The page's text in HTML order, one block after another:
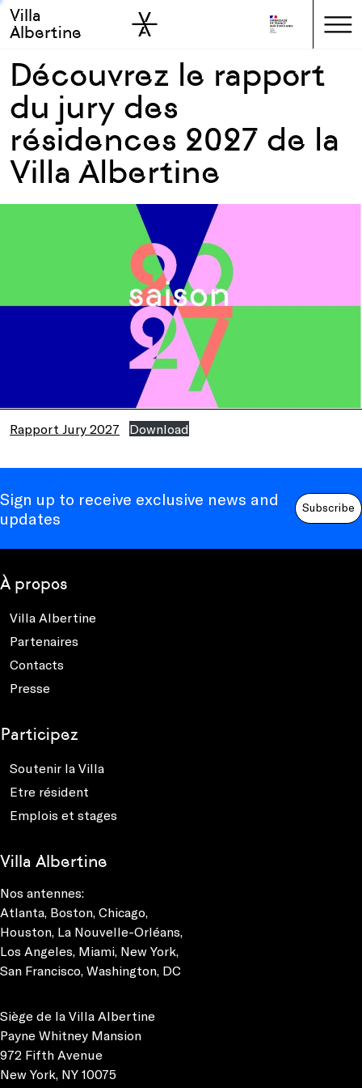
Skip to main
Skip to sidebar
Villa
Albertine
Découvrez le rapport
du jury des
résidences 2027 de la
Villa Albertine
Rapport Jury 2027 Download
Sign up to receive exclusive news and
updates
Subscribe
À propos
Villa Albertine
Partenaires
Contacts
Presse
Participez
Soutenir la Villa
Etre résident
Emplois et stages
Villa Albertine
Nos antennes:
Atlanta Boston Chicago
Houston La Nouvelle-Orléans
Los Angeles Miami New York
San Francisco Washington, DC
Siège de la Villa Albertine
Payne Whitney Mansion
972 Fifth Avenue
New York, NY 10075